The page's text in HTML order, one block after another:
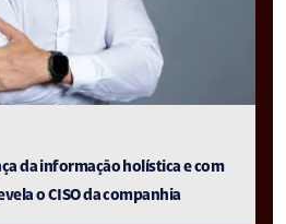
da informação holística e com
o CISO da companhia